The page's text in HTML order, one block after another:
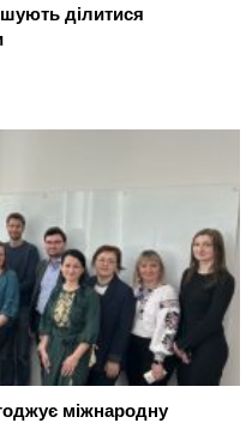
ділитися
міжнародну